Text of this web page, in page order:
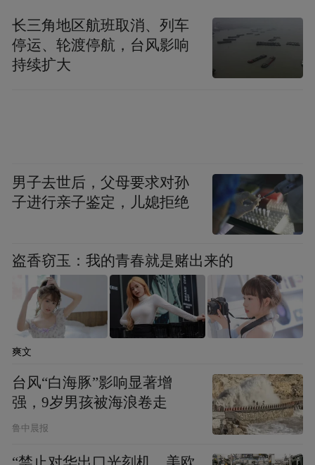
5.运营时间：17:30-21:30
7.途经站点：
汽车总站、渤海活塞、站前家具城、银座华
星店、明日星城、北街小区、耀华大厦、中
长三角地区航班取消、列车
停运、轮渡停航，台风影响
持续扩大
男子去世后，父母要求对孙
子进行亲子鉴定，儿媳拒绝
盗香窃玉：我的青春就是赌出来的
爽文
台风“白海豚”影响显著增
强，9岁男孩被海浪卷走
鲁中晨报